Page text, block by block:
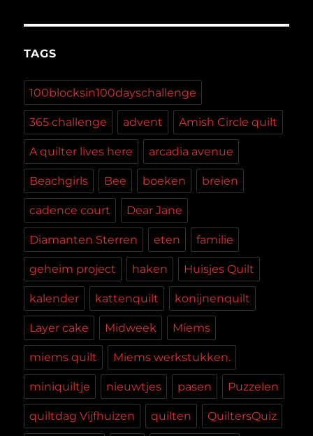
TAGS
100blocksin100dayschallenge
365 challenge advent Amish Circle quilt
A quilter lives here arcadia avenue
Beachgirls Bee boeken breien
cadence court Dear Jane
Diamanten Sterren eten familie
geheim project haken Huisjes Quilt
kalender kattenquilt konijnenquilt
Layer cake Midweek Miems
miems quilt Miems werkstukken.
miniquiltje nieuwtjes pasen Puzzelen
quiltdag Vijfhuizen quilten QuiltersQuiz